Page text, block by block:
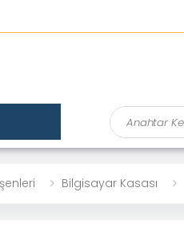
Ara
Bilgisayar Kasası